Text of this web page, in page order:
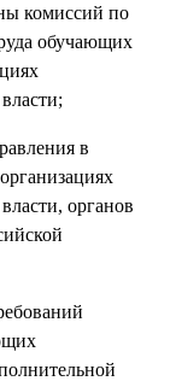
комиссий по
обучающих
в
органов